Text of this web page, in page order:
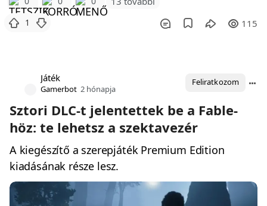
1 115
Játék
Gamerbot 2 hónapja
Feliratkozom
Sztori DLC-t jelentettek be a Fable-
höz: te lehetsz a szektavezér
A kiegészítő a szerepjáték Premium Edition
kiadásának része lesz.